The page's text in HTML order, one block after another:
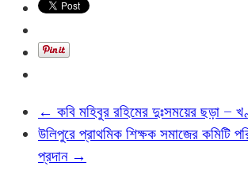
← কবি মহিবুর রহিমের দুঃসময়ের ছড়া –
উলিপুরে প্রাথমিক শিক্ষক সমাজের কমিটি
প্রদান →